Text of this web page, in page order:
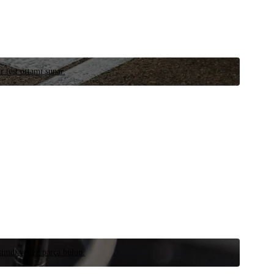
test ortamı sunar.
yedek parça bulun.